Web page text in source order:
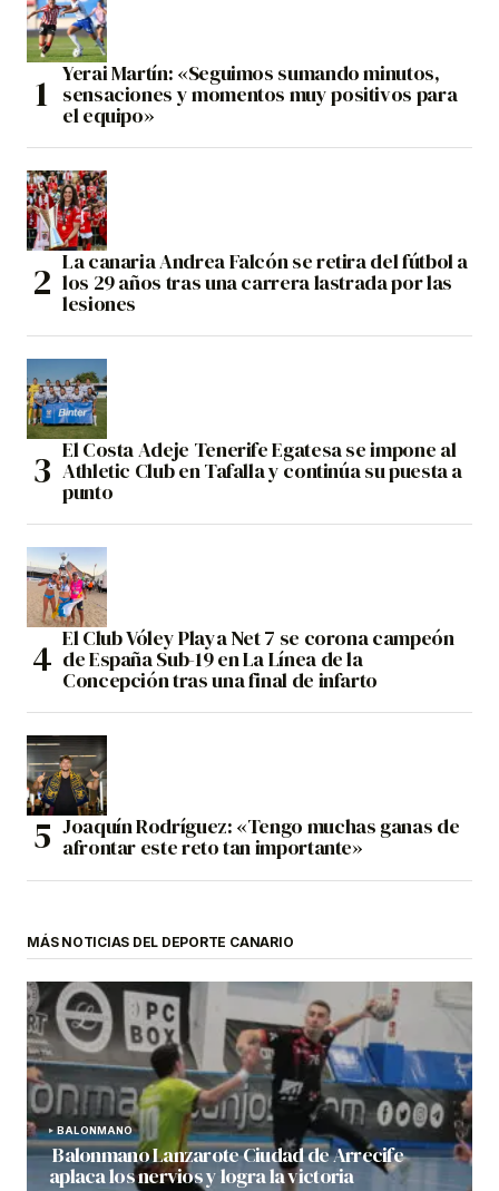
Yerai Martín: «Seguimos sumando minutos,
sensaciones y momentos muy positivos para
el equipo»
La canaria Andrea Falcón se retira del fútbol a
los 29 años tras una carrera lastrada por las
lesiones
El Costa Adeje Tenerife Egatesa se impone al
Athletic Club en Tafalla y continúa su puesta a
punto
El Club Vóley Playa Net 7 se corona campeón
de España Sub-19 en La Línea de la
Concepción tras una final de infarto
Joaquín Rodríguez: «Tengo muchas ganas de
afrontar este reto tan importante»
MÁS NOTICIAS DEL DEPORTE CANARIO
BALONMANO
Balonmano Lanzarote Ciudad de Arrecife
aplaca los nervios y logra la victoria